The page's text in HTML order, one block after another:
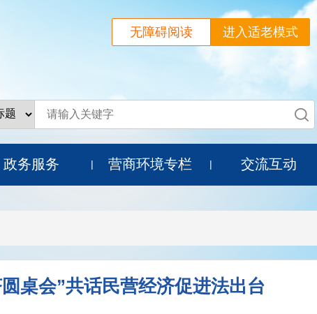
无障碍阅读 进入适老模式
政务服务 | 营商环境专栏 | 交流互动
桌会”共话民营经济促进法出台